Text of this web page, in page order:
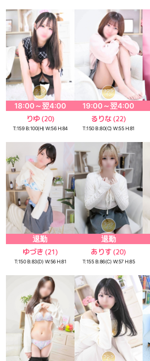
18:00～翌4:00
りゆ (20)
T:159 B:100(H) W:56 H:84
19:00～翌4:00
るりな (22)
T:150 B:80(C) W:55 H:81
退勤
ゆづき (21)
T:150 B:83(D) W:56 H:81
退勤
ありす (20)
T:155 B:86(C) W:57 H:85